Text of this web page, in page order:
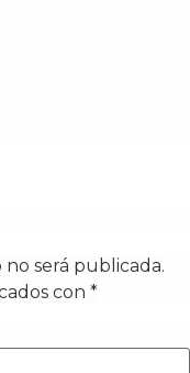
será publicada.
con *